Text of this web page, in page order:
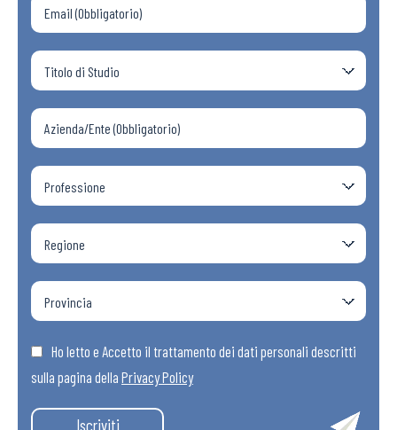
Ho letto e Accetto il trattamento dei dati personali descritti
sulla pagina della Privacy Policy
Iscriviti